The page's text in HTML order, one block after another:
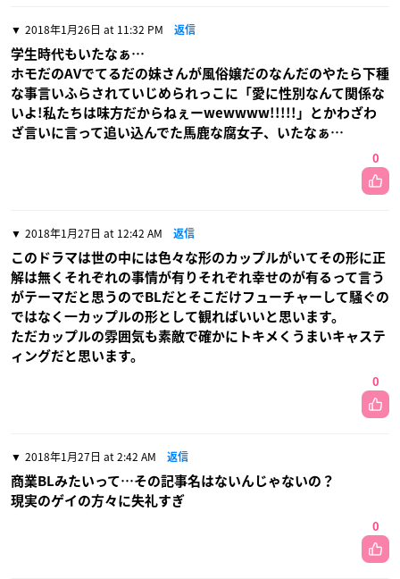
2018年1月26日 at 11:32 PM 返信
学生時代もいたなぁ…
ホモだのAVでてるだの妹さんが風俗嬢だのなんだのやたら下種
な事言いふらされていじめられっこに「愛に性別なんて関係な
いよ!私たちは味方だからねぇーwewwww!!!!!」とかわざわ
ざ言いに言って追い込んでた馬鹿な腐女子、いたなぁ…
0
2018年1月27日 at 12:42 AM 返信
このドラマは世の中には色々な形のカップルがいてその形に正
解は無くそれぞれの事情が有りそれぞれ幸せのが有るって言う
がテーマだと思うのでBLだとそこだけフューチャーして騒ぐの
ではなく一カップルの形として観ればいいと思います。
ただカップルの雰囲気も素敵で確かにトキメくうまいキャステ
ィングだと思います。
0
2018年1月27日 at 2:42 AM 返信
商業BLみたいって…その記事名はないんじゃないの？
現実のゲイの方々に失礼すぎ
0